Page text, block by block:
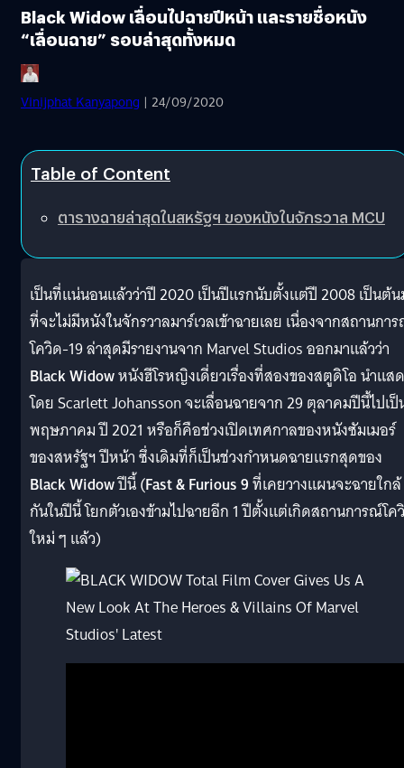
Black Widow เลื่อนไปฉายปีหน้า และรายชื่อหนัง
“เลื่อนฉาย” รอบล่าสุดทั้งหมด
Vinijphat Kanyapong | 24/09/2020
Table of Content
ตารางฉายล่าสุดในสหรัฐฯ ของหนังในจักรวาล MCU
เป็นที่แน่นอนแล้วว่าปี 2020 เป็นปีแรกนับตั้งแต่ปี 2008 เป็นต้
ที่จะไม่มีหนังในจักรวาลมาร์เวลเข้าฉายเลย เนื่องจากสถานกา
โควิด-19 ล่าสุดมีรายงานจาก Marvel Studios ออกมาแล้วว่า
Black Widowหนังฮีโรหญิงเดี่ยวเรื่องที่สองของสตูดิโอ นำแส
โดย Scarlett Johansson จะเลื่อนฉายจาก 29 ตุลาคมปีนี้ไปเป็
พฤษภาคม ปี 2021 หรือก็คือช่วงเปิดเทศกาลของหนังซัมเมอร์
ของสหรัฐฯ ปีหน้า ซึ่งเดิมที่ก็เป็นช่วงกำหนดฉายแรกสุดของ
Black Widowปีนี้ (Fast & Furious 9ที่เคยวางแผนจะฉายใก
กันในปีนี้ โยกตัวเองข้ามไปฉายอีก 1 ปีตั้งแต่เกิดสถานการณ์โค
ใหม่ ๆ แล้ว)